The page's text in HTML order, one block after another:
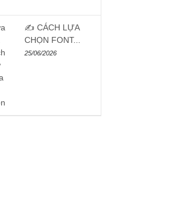
✍️ CÁCH LỰA
CHỌN FONT...
25/06/2026